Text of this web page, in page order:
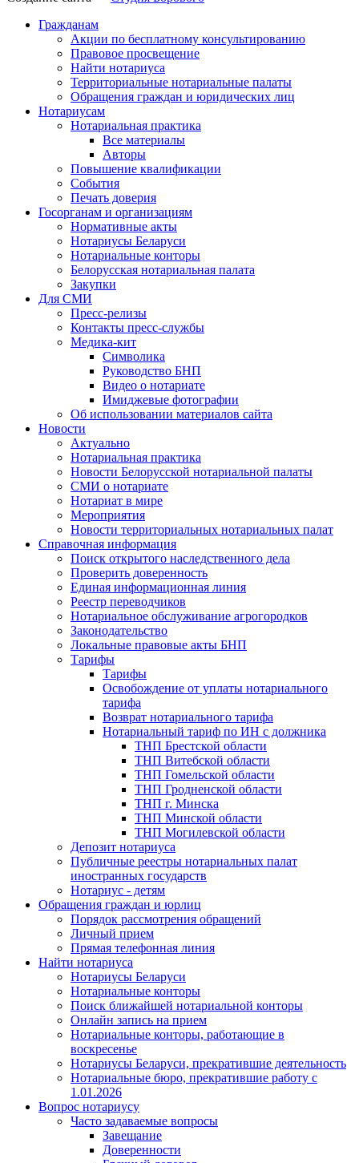
Гражданам
Акции по бесплатному консультированию
Правовое просвещение
Найти нотариуса
Территориальные нотариальные палаты
Обращения граждан и юридических лиц
Нотариусам
Нотариальная практика
Все материалы
Авторы
Повышение квалификации
События
Печать доверия
Госорганам и организациям
Нормативные акты
Нотариусы Беларуси
Нотариальные конторы
Белорусская нотариальная палата
Закупки
Для СМИ
Пресс-релизы
Контакты пресс-службы
Медика-кит
Символика
Руководство БНП
Видео о нотариате
Имиджевые фотографии
Об использовании материалов сайта
Новости
Актуально
Нотариальная практика
Новости Белорусской нотариальной палаты
СМИ о нотариате
Нотариат в мире
Мероприятия
Новости территориальных нотариальных палат
Справочная информация
Поиск открытого наследственного дела
Проверить доверенность
Единая информационная линия
Реестр переводчиков
Нотариальное обслуживание агрогородков
Законодательство
Локальные правовые акты БНП
Тарифы
Тарифы
Освобождение от уплаты нотариального
тарифа
Возврат нотариального тарифа
Нотариальный тариф по ИН с должника
ТНП Брестской области
ТНП Витебской области
ТНП Гомельской области
ТНП Гродненской области
ТНП г. Минска
ТНП Минской области
ТНП Могилевской области
Депозит нотариуса
Публичные реестры нотариальных палат
иностранных государств
Нотариус - детям
Обращения граждан и юрлиц
Порядок рассмотрения обращений
Личный прием
Прямая телефонная линия
Найти нотариуса
Нотариусы Беларуси
Нотариальные конторы
Поиск ближайшей нотариальной конторы
Онлайн запись на прием
Нотариальные конторы, работающие в
воскресенье
Нотариусы Беларуси, прекратившие деятельность
Нотариальные бюро, прекратившие работу с
1.01.2026
Вопрос нотариусу
Часто задаваемые вопросы
Завещание
Доверенности